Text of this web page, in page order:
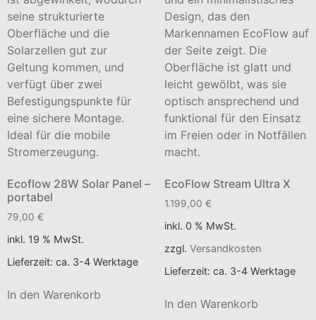
Ecoflow 28W Solar Panel –
portabel
79,00 €
inkl. 19 % MwSt.
Lieferzeit: ca. 3-4 Werktage
In den Warenkorb
EcoFlow Stream Ultra X
1.199,00 €
inkl. 0 % MwSt.
zzgl. Versandkosten
Lieferzeit: ca. 3-4 Werktage
In den Warenkorb